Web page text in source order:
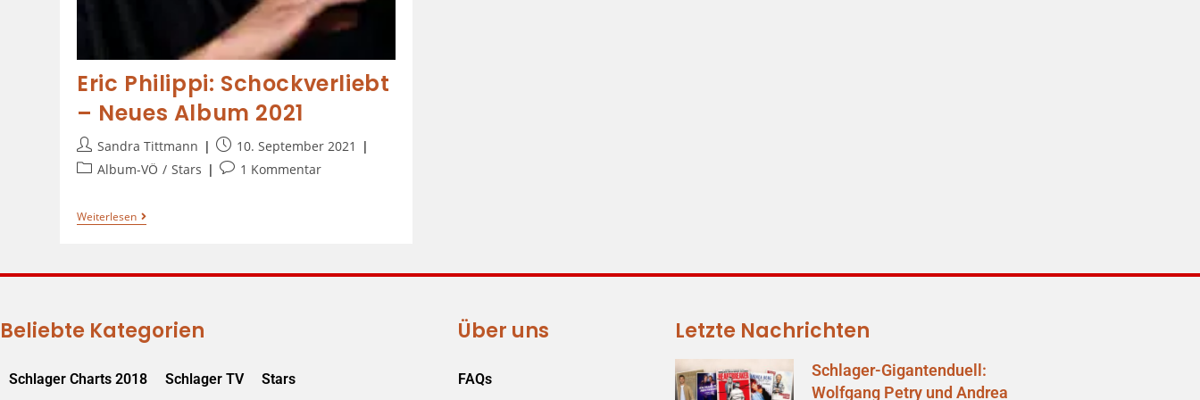
Eric Philippi: Schockverliebt
– Neues Album 2021
Sandra Tittmann
10. September 2021
Album-VÖ / Stars 1 Kommentar
Weiterlesen
Beliebte Kategorien
Schlager Charts 2018 Schlager TV Stars
Über uns
FAQs
Letzte Nachrichten
Schlager-Gigantenduell:
Wolfgang Petry und Andrea